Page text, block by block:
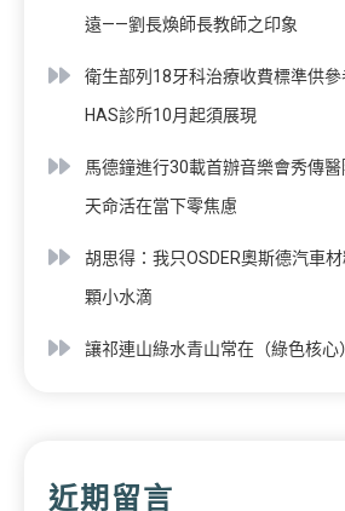
遠——劉長煥師長教師之印象
衛生部列18牙科治療收費標準供
HAS診所10月起須展現
馬德鐘進行30載首辦音樂會秀傳
天命活在當下零焦慮
胡思得：我只OSDER奧斯德汽車
顆小水滴
讓祁連山綠水青山常在（綠色核心
近期留言